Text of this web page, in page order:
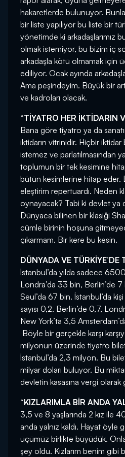
hakaretlerde bulunuyor.
bir liste yapılıyor bu liste bir
yönetimde ki arkadaşlarımız
olmak istemiyor, bu bizim iç
arkadaşla kötü olmamak için
ediliyor. Ocak ayında
Ama peşindeyim. Büyük bir
ve kadroları olacak.
“TİYATRO HER İKTİDARIN
Bana göre tiyatro ya da
iktidarın vitrinidir. Hiçbir
istemez ve parlatılmasından
toplumun bir tek kesimine
bütün kesimlerine hitap eder.
eleştirim repertuardı. Neden
oynayacak? Tabi ki devlet ya
Dünyaca bilinen bir klasiği
cümle birinin hoşuna
çıkarmam. Bir kere bu kesin.
DÜNYADA VE
İstanbul’da yılda sadece
Londra’da 33 bin, Berlin’de
Seul’da 67 bin. İstanbul’da
sayısı 0,2. Berlin’de 0,7,
New York’ta 3,5
Böyle bir gerçekle karşı
milyonun üzerinde tiyatro
İstanbul’da 2,3 milyon. Bu
milyar doları buluyor. Bu
devletin kasasına vergi olarak
“KIZLARIMLA BİR ANDA
3,5 ve 8 yaşlarında 2 kız ile
anda yalnız kaldı. Hayat öyle
üçümüz birlikte büyüdük.
şey oldu. Kızlarım benim gibi